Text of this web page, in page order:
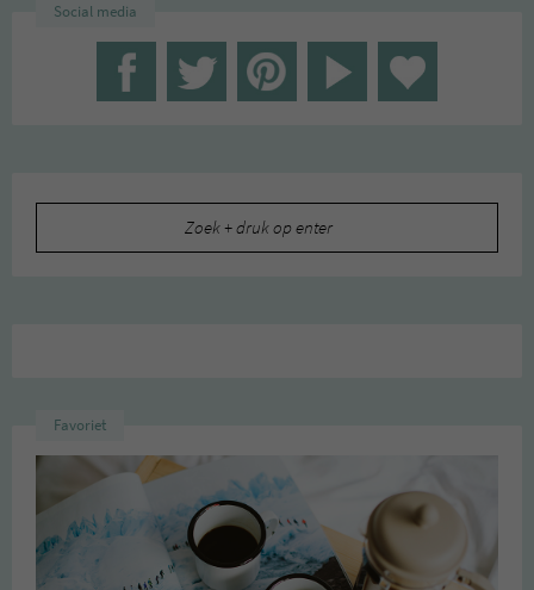
Social media
Favoriet